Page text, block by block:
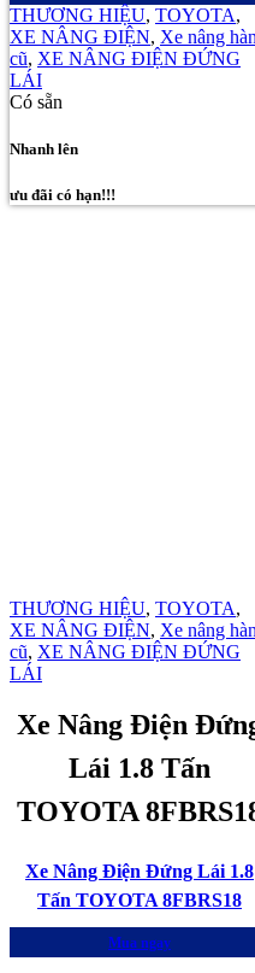
THƯƠNG HIỆU, TOYOTA,
XE NÂNG ĐIỆN, Xe nâng
cũ, XE NÂNG ĐIỆN ĐỨNG
LÁI
Có sẵn
Nhanh lên
ưu đãi có hạn!!!
THƯƠNG HIỆU, TOYOTA,
XE NÂNG ĐIỆN, Xe nâng
cũ, XE NÂNG ĐIỆN ĐỨNG
LÁI
Xe Nâng Điện
Lái 1.8 Tấn
TOYOTA
Xe Nâng Điện Đứng Lái 1.8
Tấn TOYOTA 8FBRS18
Mua ngay